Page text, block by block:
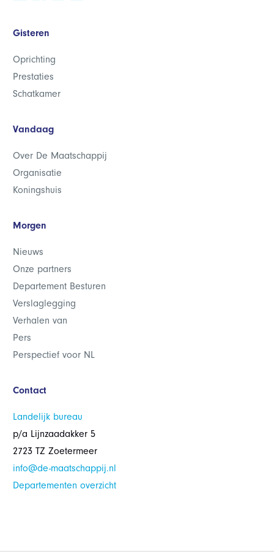
Gisteren
Oprichting
Prestaties
Schatkamer
Vandaag
Over De Maatschappij
Organisatie
Koningshuis
Morgen
Nieuws
Onze partners
Departement Besturen
Verslaglegging
Verhalen van
Pers
Perspectief voor NL
Contact
Landelijk bureau
p/a Lijnzaadakker 5
2723 TZ Zoetermeer
info@de-maatschappij.nl
Departementen overzicht